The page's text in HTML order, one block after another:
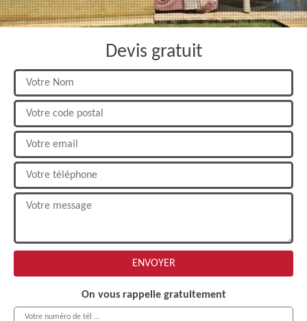
Devis gratuit
On vous rappelle gratuitement